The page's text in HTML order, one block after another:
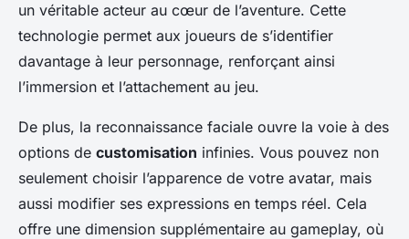
un véritable acteur au cœur de l’aventure. Cette
technologie permet aux joueurs de s’identifier
davantage à leur personnage, renforçant ainsi
l’immersion et l’attachement au jeu.
De plus, la reconnaissance faciale ouvre la voie à des
options de customisation infinies. Vous pouvez non
seulement choisir l’apparence de votre avatar, mais
aussi modifier ses expressions en temps réel. Cela
offre une dimension supplémentaire au gameplay, où